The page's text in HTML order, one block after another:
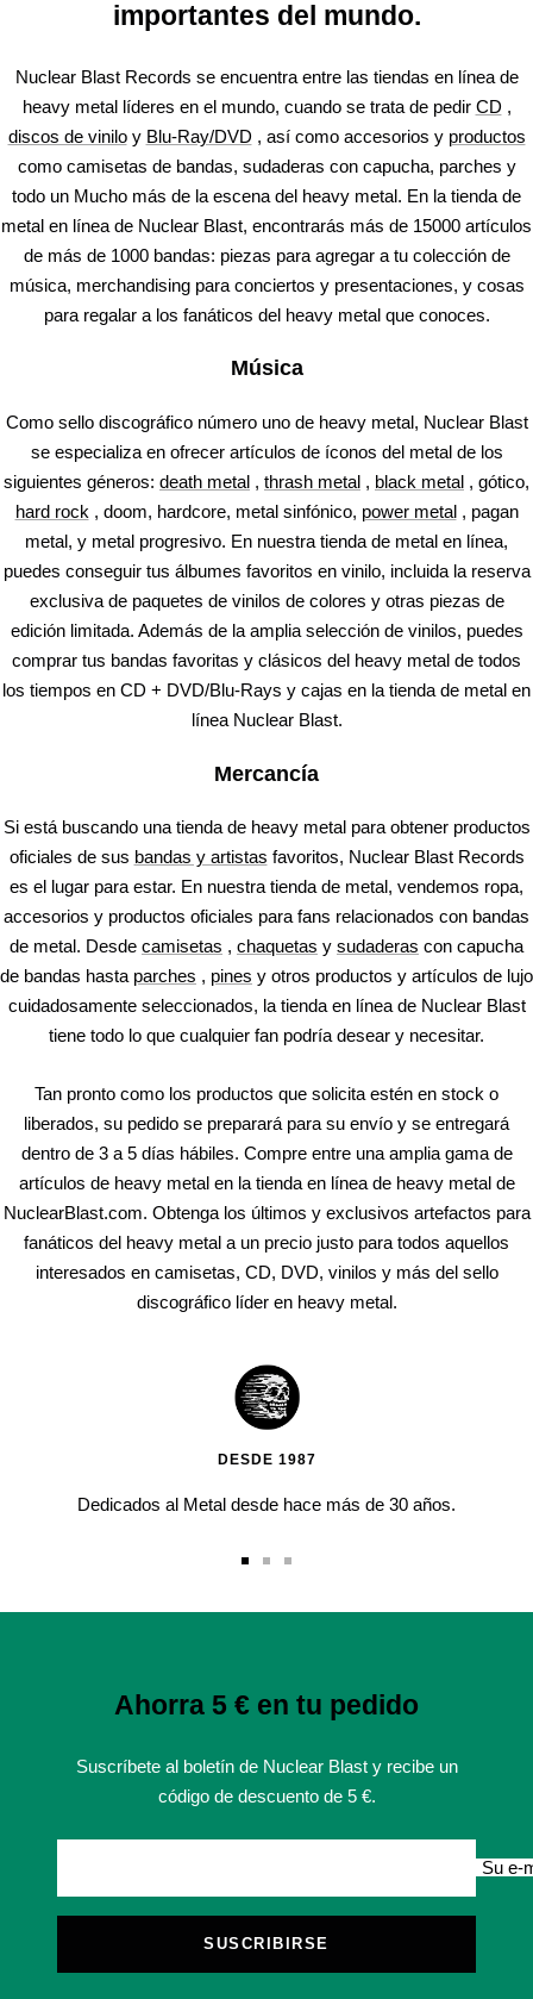
importantes del mundo.
Nuclear Blast Records se encuentra entre las tiendas en línea de
heavy metal líderes en el mundo, cuando se trata de pedir CD ,
discos de viniloy Blu-Ray/DVD , así como accesorios y productos
como camisetas de bandas, sudaderas con capucha, parches y
todo un Mucho más de la escena del heavy metal. En la tienda de
metal en línea de Nuclear Blast, encontrarás más de 15000 artículos
de más de 1000 bandas: piezas para agregar a tu colección de
música, merchandising para conciertos y presentaciones, y cosas
para regalar a los fanáticos del heavy metal que conoces.
Música
Como sello discográfico número uno de heavy metal, Nuclear Blast
se especializa en ofrecer artículos de íconos del metal de los
siguientes géneros: death metal , thrash metal , black metal , gótico,
hard rock , doom, hardcore, metal sinfónico, power metal, pagan
metal, y metal progresivo. En nuestra tienda de metal en línea,
puedes conseguir tus álbumes favoritos en vinilo, incluida la reserva
exclusiva de paquetes de vinilos de colores y otras piezas de
edición limitada. Además de la amplia selección de vinilos, puedes
comprar tus bandas favoritas y clásicos del heavy metal de todos
los tiempos en CD + DVD/Blu-Rays y cajas en la tienda de metal en
línea Nuclear Blast.
Mercancía
Si está buscando una tienda de heavy metal para obtener productos
oficiales de sus bandas y artistas favoritos, Nuclear Blast Records
es el lugar para estar. En nuestra tienda de metal, vendemos ropa,
accesorios y productos oficiales para fans relacionados con bandas
de metal. Desde camisetas , chaquetas y sudaderas con capucha
de bandas hasta parches , pines y otros productos y artículos de lujo
cuidadosamente seleccionados, la tienda en línea de Nuclear Blast
tiene todo lo que cualquier fan podría desear y necesitar.
Tan pronto como los productos que solicita estén en stock o
liberados, su pedido se preparará para su envío y se entregará
dentro de 3 a 5 días hábiles. Compre entre una amplia gama de
artículos de heavy metal en la tienda en línea de heavy metal de
NuclearBlast.com. Obtenga los últimos y exclusivos artefactos para
fanáticos del heavy metal a un precio justo para todos aquellos
interesados ​​en camisetas, CD, DVD, vinilos y más del sello
discográfico líder en heavy metal.
DESDE 1987
Dedicados al Metal desde hace más de 30 años.
1
Ahorra 5 € en tu pedido
Suscríbete al boletín de Nuclear Blast y recibe un
código de descuento de 5 €.
Su e-
SUSCRIBIRSE